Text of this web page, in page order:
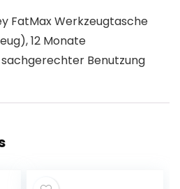
FatMax Werkzeugtasche
12 Monate
Benutzung